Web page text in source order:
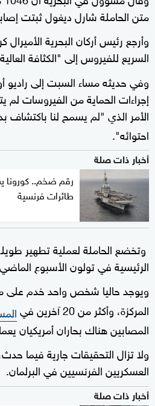
متن الحاملة شارل ديغول ثبتت
وأرجع رئيس أركان البحرية
السريع للفيروس إلى "الكثافة
إجراءات الحماية من الفيروسات لم
الأمر الذي "لم يسمح لنا باكتشاف
احتوائه".
أخبار ذات صلة
رقم ضخم.. كورونا
طائرات فرنسية
وتخضع الحاملة لعملية تطهير
الرئيسية في تولون الأسبوع
ويوجد حاليا شخص واحد خدم على
المركزة، وأكثر من 20 آخرين في
المصابين هناك بحاران أمريكيان
ولا تزال التحقيقات جارية فيما
العسكريين الفرنسيين في البرلمان.
أخبار ذات صلة